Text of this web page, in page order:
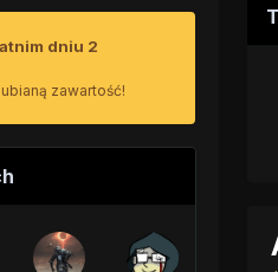
dniu 2
zawartość!